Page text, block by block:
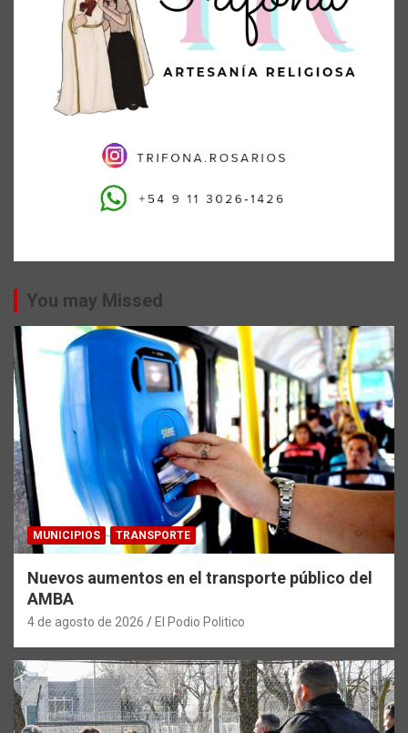
You may Missed
MUNICIPIOS TRANSPORTE
Nuevos aumentos en el transporte público del
AMBA
4 de agosto de 2026 El Podio Politico